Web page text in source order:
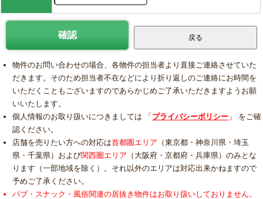
物件のお問い合わせの場合、各物件の担当者より直接ご連絡させていた
だきます。そのため担当者不在などにより折り返しのご連絡にお時間を
いただくこともございますのであらかじめご了承いただきますようお願
いいたします。
個人情報のお取り扱いにつきましては 「 プライバシーポリシー 」 をご確
認ください。
店舗を売りたい方への対応は首都圏エリア （東京都・神奈川県・埼玉
県・千葉県）および関西圏エリア （大阪府・京都府・兵庫県）のみとな
ります（一部地域を除く）。それ以外のエリアは対応出来かねますので
予めご了承ください。
パブ・スナック・風俗関連の居抜き物件はお取り扱いしておりません。